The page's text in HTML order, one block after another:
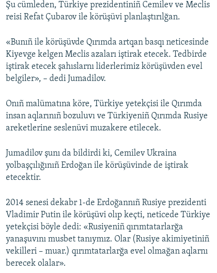
Şu cümleden, Türkiye prezidentiniñ Cemilev ve Meclis
reisi Refat Çubarov ile körüşüvi planlaştırılğan.
«Bunıñ ile körüşüvde Qırımda artqan basqı neticesinde
Kiyevge kelgen Meclis azaları iştirak etecek. Tedbirde
iştirak etecek şahıslarnı liderlerimiz körüşüvden evel
belgiler», – dedi Jumadilov.
Onıñ malümatına köre, Türkiye yetekçisi ile Qırımda
insan aqlarınıñ bozuluvı ve Türkiyeniñ Qırımda Rusiye
areketlerine seslenüvi muzakere etilecek.
Jumadilov şunı da bildirdi ki, Cemilev Ukraina
yolbaşçılığınıñ Erdoğan ile körüşüvinde de iştirak
etecektir.
2014 senesi dekabr 1-de Erdoğannıñ Rusiye prezidenti
Vladimir Putin ile körüşüvi olıp keçti, neticede Türkiye
yetekçisi böyle dedi: «Rusiyeniñ qırımtatarlarğa
yanaşuvını musbet tanıymız. Olar (Rusiye akimiyetiniñ
vekilleri – muar.) qırımtatarlarğa evel olmağan aqlarnı
berecek olalar».